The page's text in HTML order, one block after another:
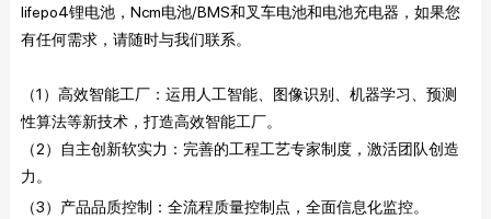
lifepo4锂电池，Ncm电池/BMS和叉车电池和电池充电器，如果您
有任何需求，请随时与我们联系。
（1）高效智能工厂：运用人工智能、图像识别、机器学习、预测
性算法等新技术，打造高效智能工厂。
（2）自主创新软实力：完善的工程工艺专家制度，激活团队创造
力。
（3） 产品品质控制：全流程质量控制点，全面信息化监控。